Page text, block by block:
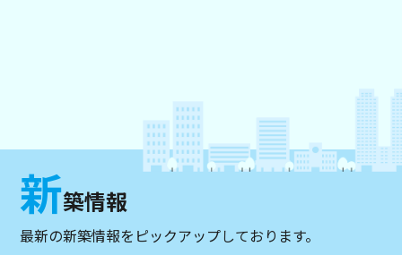
新築情報
最新の新築情報をピックアップしております。